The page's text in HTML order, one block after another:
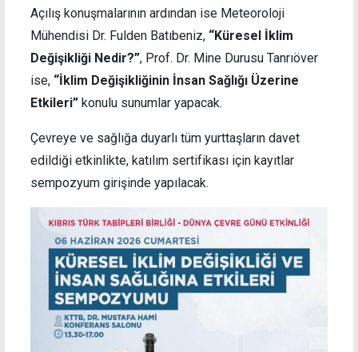
Açılış konuşmalarının ardından ise Meteoroloji
Mühendisi Dr. Fulden Batıbeniz, “Küresel İklim
Değişikliği Nedir?”, Prof. Dr. Mine Durusu Tanrıöver
ise, “İklim Değişikliğinin İnsan Sağlığı Üzerine
Etkileri” konulu sunumlar yapacak.
Çevreye ve sağlığa duyarlı tüm yurttaşların davet
edildiği etkinlikte, katılım sertifikası için kayıtlar
sempozyum girişinde yapılacak.